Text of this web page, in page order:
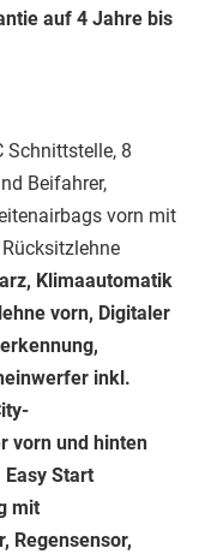
auf 4 Jahre bis
Schnittstelle, 8
Beifahrer,
vorn mit
Rücksitzlehne
Klimaautomatik
vorn, Digitaler
inkl.
vorn und hinten
Start
mit
Regensensor,